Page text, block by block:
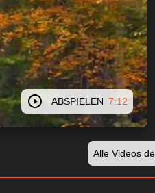
ABSPIELEN 7:12
Alle Videos